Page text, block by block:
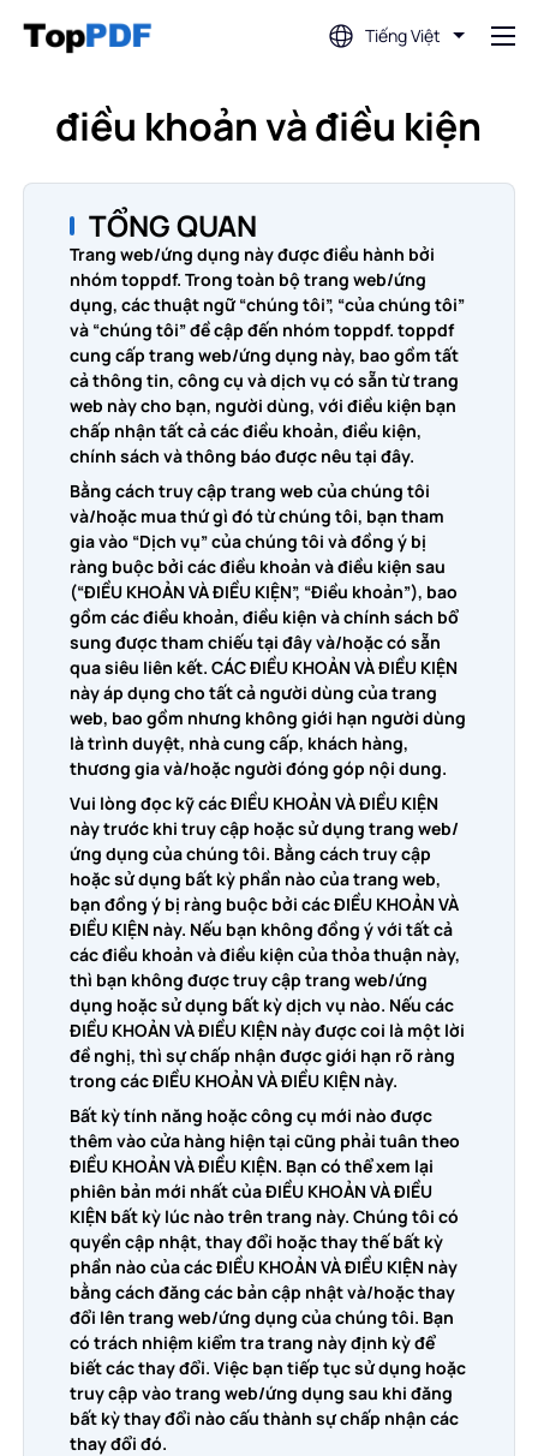
Tiếng Việt
Chỉnh sửa PDF
Dịch PDF
Hợp nhất PDF
Tách PDF
Nén PDF
Chuyển đổi từ PDF
PDF sang WORD
PDF sang EXCEL
PDF sang PPT
PDF sang JPG
Chuyển đổi sang PDF
WORD sang PDF
EXCEL sang PDF
PPT sang PDF
JPG sang PDF
EPUB sang PDF
Chuyển đổi sang JPG
WORD sang JPG
EXCEL sang JPG
PPT sang JPG
PDF sang JPG
Liên hệ chúng tôi
Đăng nhập
điều khoản và điều kiện
TỔNG QUAN
Trang web/ứng dụng này được điều hành bởi
nhóm toppdf. Trong toàn bộ trang web/ứng
dụng, các thuật ngữ “chúng tôi”, “của chúng tôi”
và “chúng tôi” đề cập đến nhóm toppdf. toppdf
cung cấp trang web/ứng dụng này, bao gồm tất
cả thông tin, công cụ và dịch vụ có sẵn từ trang
web này cho bạn, người dùng, với điều kiện bạn
chấp nhận tất cả các điều khoản, điều kiện,
chính sách và thông báo được nêu tại đây.
Bằng cách truy cập trang web của chúng tôi
và/hoặc mua thứ gì đó từ chúng tôi, bạn tham
gia vào “Dịch vụ” của chúng tôi và đồng ý bị
ràng buộc bởi các điều khoản và điều kiện sau
(“ĐIỀU KHOẢN VÀ ĐIỀU KIỆN”, “Điều khoản”), bao
gồm các điều khoản, điều kiện và chính sách bổ
sung được tham chiếu tại đây và/hoặc có sẵn
qua siêu liên kết. CÁC ĐIỀU KHOẢN VÀ ĐIỀU KIỆN
này áp dụng cho tất cả người dùng của trang
web, bao gồm nhưng không giới hạn người dùng
là trình duyệt, nhà cung cấp, khách hàng,
thương gia và/hoặc người đóng góp nội dung.
Vui lòng đọc kỹ các ĐIỀU KHOẢN VÀ ĐIỀU KIỆN
này trước khi truy cập hoặc sử dụng trang web/
ứng dụng của chúng tôi. Bằng cách truy cập
hoặc sử dụng bất kỳ phần nào của trang web,
bạn đồng ý bị ràng buộc bởi các ĐIỀU KHOẢN VÀ
ĐIỀU KIỆN này. Nếu bạn không đồng ý với tất cả
các điều khoản và điều kiện của thỏa thuận này,
thì bạn không được truy cập trang web/ứng
dụng hoặc sử dụng bất kỳ dịch vụ nào. Nếu các
ĐIỀU KHOẢN VÀ ĐIỀU KIỆN này được coi là một lời
đề nghị, thì sự chấp nhận được giới hạn rõ ràng
trong các ĐIỀU KHOẢN VÀ ĐIỀU KIỆN này.
Bất kỳ tính năng hoặc công cụ mới nào được
thêm vào cửa hàng hiện tại cũng phải tuân theo
ĐIỀU KHOẢN VÀ ĐIỀU KIỆN. Bạn có thể xem lại
phiên bản mới nhất của ĐIỀU KHOẢN VÀ ĐIỀU
KIỆN bất kỳ lúc nào trên trang này. Chúng tôi có
quyền cập nhật, thay đổi hoặc thay thế bất kỳ
phần nào của các ĐIỀU KHOẢN VÀ ĐIỀU KIỆN này
bằng cách đăng các bản cập nhật và/hoặc thay
đổi lên trang web/ứng dụng của chúng tôi. Bạn
có trách nhiệm kiểm tra trang này định kỳ để
biết các thay đổi. Việc bạn tiếp tục sử dụng hoặc
truy cập vào trang web/ứng dụng sau khi đăng
bất kỳ thay đổi nào cấu thành sự chấp nhận các
thay đổi đó.